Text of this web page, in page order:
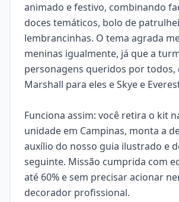
animado e festivo, combinando
doces temáticos, bolo de
lembrancinhas. O tema agrada
meninas igualmente, já que a
personagens queridos por todos,
Marshall para eles e Skye e
Funciona assim: você retira o kit
unidade em Campinas, monta a
auxílio do nosso guia ilustrado e
seguinte. Missão cumprida com
até 60% e sem precisar acionar
decorador profissional.